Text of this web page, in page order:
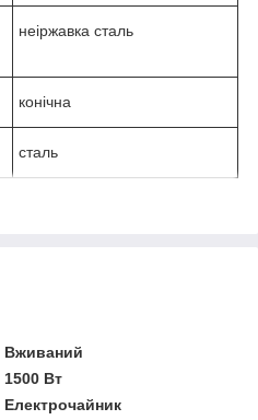
неіржавка сталь
конічна
сталь
Вживаний
1500 Вт
Електрочайник